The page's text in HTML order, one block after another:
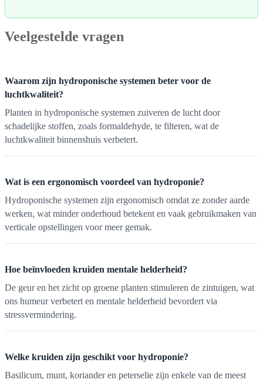
Veelgestelde vragen
Waarom zijn hydroponische systemen beter voor de
luchtkwaliteit?
Planten in hydroponische systemen zuiveren de lucht door
schadelijke stoffen, zoals formaldehyde, te filteren, wat de
luchtkwaliteit binnenshuis verbetert.
Wat is een ergonomisch voordeel van hydroponie?
Hydroponische systemen zijn ergonomisch omdat ze zonder aarde
werken, wat minder onderhoud betekent en vaak gebruikmaken van
verticale opstellingen voor meer gemak.
Hoe beïnvloeden kruiden mentale helderheid?
De geur en het zicht op groene planten stimuleren de zintuigen, wat
ons humeur verbetert en mentale helderheid bevordert via
stressvermindering.
Welke kruiden zijn geschikt voor hydroponie?
Basilicum, munt, koriander en peterselie zijn enkele van de meest